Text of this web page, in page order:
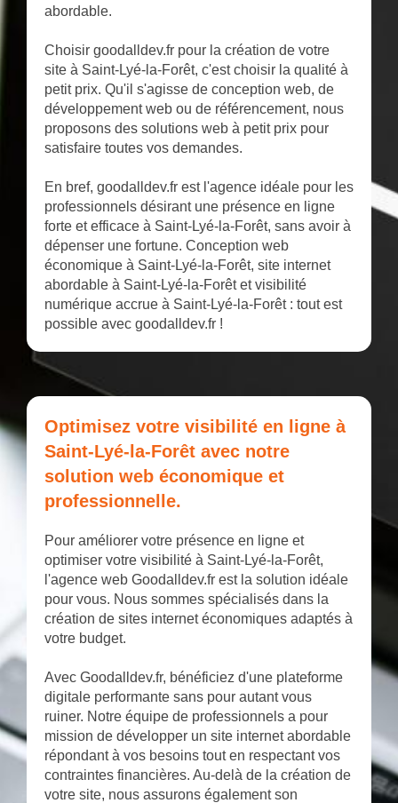
abordable.
Choisir goodalldev.fr pour la création de votre
site à Saint-Lyé-la-Forêt, c'est choisir la qualité à
petit prix. Qu'il s'agisse de conception web, de
développement web ou de référencement, nous
proposons des solutions web à petit prix pour
satisfaire toutes vos demandes.
En bref, goodalldev.fr est l'agence idéale pour les
professionnels désirant une présence en ligne
forte et efficace à Saint-Lyé-la-Forêt, sans avoir à
dépenser une fortune. Conception web
économique à Saint-Lyé-la-Forêt, site internet
abordable à Saint-Lyé-la-Forêt et visibilité
numérique accrue à Saint-Lyé-la-Forêt : tout est
possible avec goodalldev.fr !
Optimisez votre visibilité en ligne à
Saint-Lyé-la-Forêt avec notre
solution web économique et
professionnelle.
Pour améliorer votre présence en ligne et
optimiser votre visibilité à Saint-Lyé-la-Forêt,
l'agence web Goodalldev.fr est la solution idéale
pour vous. Nous sommes spécialisés dans la
création de sites internet économiques adaptés à
votre budget.
Avec Goodalldev.fr, bénéficiez d'une plateforme
digitale performante sans pour autant vous
ruiner. Notre équipe de professionnels a pour
mission de développer un site internet abordable
répondant à vos besoins tout en respectant vos
contraintes financières. Au-delà de la création de
votre site, nous assurons également son